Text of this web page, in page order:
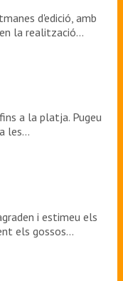
d'edició, amb
la realització…
a la platja. Pugeu
les…
i estimeu els
els gossos…